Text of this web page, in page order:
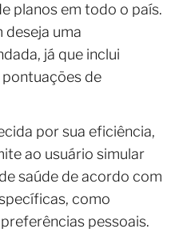
planos em todo o país.
deseja uma
já que inclui
pontuações de
por sua eficiência,
ao usuário simular
saúde de acordo com
como
pessoais.